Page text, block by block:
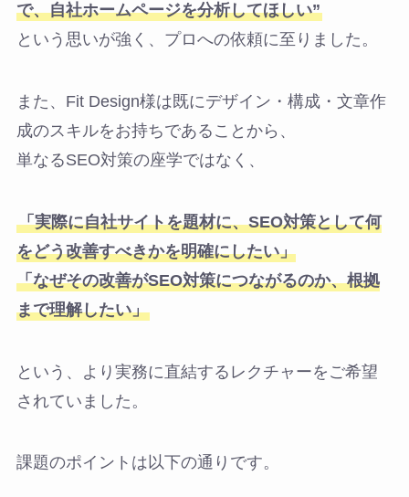
で、自社ホームページを分析してほしい”
という思いが強く、プロへの依頼に至りました。
また、Fit Design様は既にデザイン・構成・文章作
成のスキルをお持ちであることから、
単なるSEO対策の座学ではなく、
「実際に自社サイトを題材に、SEO対策として何
をどう改善すべきかを明確にしたい」
「なぜその改善がSEO対策につながるのか、根拠
まで理解したい」
という、より実務に直結するレクチャーをご希望
されていました。
課題のポイントは以下の通りです。